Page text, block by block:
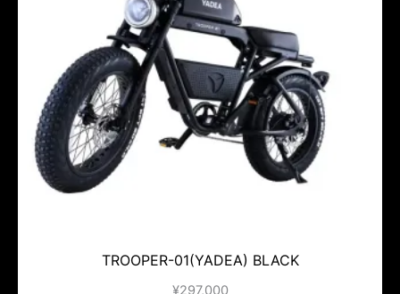
TROOPER-01(YADEA) BLACK
¥297,000